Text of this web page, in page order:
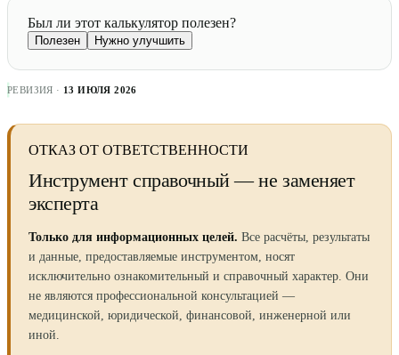
Был ли этот калькулятор полезен?
Полезен Нужно улучшить
РЕВИЗИЯ · 13 ИЮЛЯ 2026
ОТКАЗ ОТ ОТВЕТСТВЕННОСТИ
Инструмент справочный — не заменяет
эксперта
Только для информационных целей. Все расчёты, результаты
и данные, предоставляемые инструментом, носят
исключительно ознакомительный и справочный характер. Они
не являются профессиональной консультацией —
медицинской, юридической, финансовой, инженерной или
иной.